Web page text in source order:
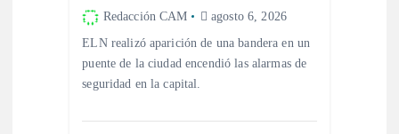
Redacción CAM agosto 6, 2026
ELN realizó aparición de una bandera en un
puente de la ciudad encendió las alarmas de
seguridad en la capital.